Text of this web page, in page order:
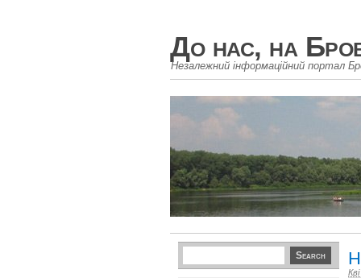
До нас, на
Незалежний інформаційний портал